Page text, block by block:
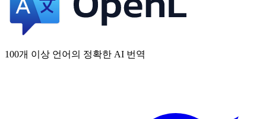
100개 이상 언어의 정확한 AI 번역